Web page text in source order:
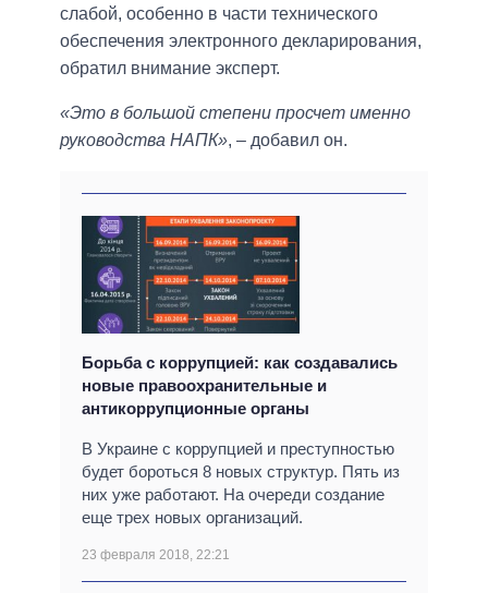
слабой, особенно в части технического
обеспечения электронного декларирования,
обратил внимание эксперт.
«Это в большой степени просчет именно
руководства НАПК», – добавил он.
Борьба с коррупцией: как создавались
новые правоохранительные и
антикоррупционные органы
В Украине с коррупцией и преступностью
будет бороться 8 новых структур. Пять из
них уже работают. На очереди создание
еще трех новых организаций.
23 февраля 2018, 22:21